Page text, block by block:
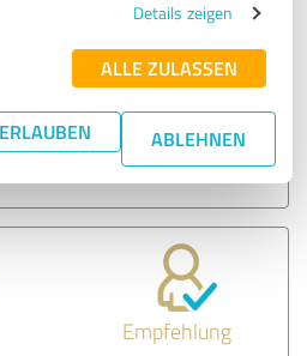
Details zeigen
ALLE ZULASSEN
ABLEHNEN
zu:
Empfehlung